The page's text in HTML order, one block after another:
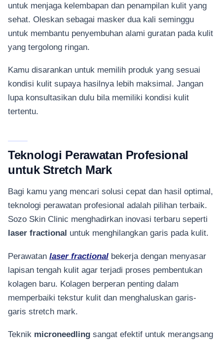
untuk menjaga kelembapan dan penampilan kulit yang
sehat. Oleskan sebagai masker dua kali seminggu
untuk membantu penyembuhan alami guratan pada kulit
yang tergolong ringan.
Kamu disarankan untuk memilih produk yang sesuai
kondisi kulit supaya hasilnya lebih maksimal. Jangan
lupa konsultasikan dulu bila memiliki kondisi kulit
tertentu.
Teknologi Perawatan Profesional
untuk Stretch Mark
Bagi kamu yang mencari solusi cepat dan hasil optimal,
teknologi perawatan profesional adalah pilihan terbaik.
Sozo Skin Clinic menghadirkan inovasi terbaru seperti
laser fractional untuk menghilangkan garis pada kulit.
Perawatan laser fractional bekerja dengan menyasar
lapisan tengah kulit agar terjadi proses pembentukan
kolagen baru. Kolagen berperan penting dalam
memperbaiki tekstur kulit dan menghaluskan garis-
garis stretch mark.
Teknik microneedling sangat efektif untuk merangsang